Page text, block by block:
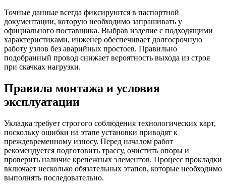
Точные данные всегда фиксируются в паспортной
документации, которую необходимо запрашивать у
официального поставщика. Выбрав изделие с подходящими
характеристиками, инженер обеспечивает долгосрочную
работу узлов без аварийных простоев. Правильно
подобранный провод снижает вероятность выхода из строя
при скачках нагрузки.
Правила монтажа и условия
эксплуатации
Укладка требует строгого соблюдения технологических карт,
поскольку ошибки на этапе установки приводят к
преждевременному износу. Перед началом работ
рекомендуется подготовить трассу, очистить опоры и
проверить наличие крепежных элементов. Процесс прокладки
включает несколько обязательных этапов, которые необходимо
выполнять последовательно.